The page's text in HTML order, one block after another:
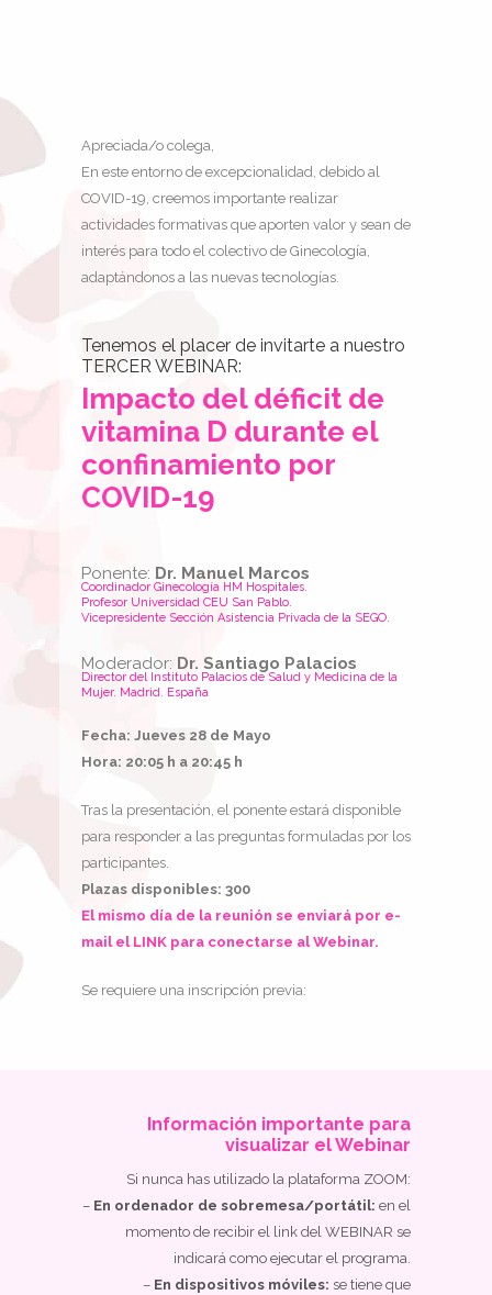
Apreciada/o colega,
En este entorno de excepcionalidad, debido al
COVID-19, creemos importante realizar
actividades formativas que aporten valor y sean de
interés para todo el colectivo de Ginecología,
adaptándonos a las nuevas tecnologías.
Tenemos el placer de invitarte a nuestro
TERCER WEBINAR:
Impacto del déficit de
vitamina D durante el
confinamiento por
COVID-19
Ponente: Dr. Manuel Marcos
Coordinador Ginecología HM Hospitales.
Profesor Universidad CEU San Pablo.
Vicepresidente Sección Asistencia Privada de la SEGO.
Moderador: Dr. Santiago Palacios
Director del Instituto Palacios de Salud y Medicina de la
Mujer. Madrid. España
Fecha: Jueves 28 de Mayo
Hora: 20:05 h a 20:45 h
Tras la presentación, el ponente estará disponible
para responder a las preguntas formuladas por los
participantes.
Plazas disponibles: 300
El mismo día de la reunión se enviará por e-
mail el LINK para conectarse al Webinar.
Se requiere una inscripción previa:
Información importante para
visualizar el Webinar
Si nunca has utilizado la plataforma ZOOM:
– En ordenador de sobremesa/portátil: en el
momento de recibir el link del WEBINAR se
indicará como ejecutar el programa.
– En dispositivos móviles: se tiene que